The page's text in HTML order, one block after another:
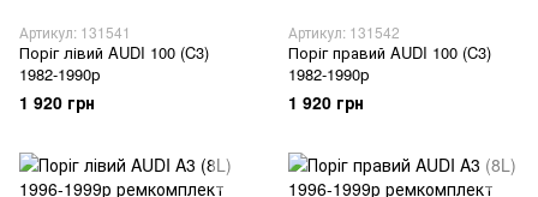
Артикул: 131541
Поріг лівий AUDI 100 (C3)
1982-1990р
1 920 грн
Артикул: 131542
Поріг правий AUDI 100 (C3)
1982-1990р
1 920 грн